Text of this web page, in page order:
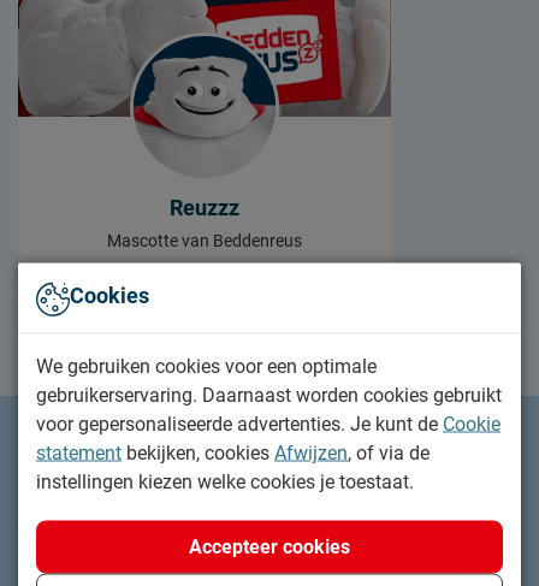
Reuzzz
Mascotte van Beddenreus
Zoek de Beddenreus in jouw buurt
Bekijk openingstijden en plan je bezoek
Cookies
We gebruiken cookies voor een optimale
gebruikerservaring. Daarnaast worden cookies gebruikt
voor gepersonaliseerde advertenties. Je kunt de Cookie
statement bekijken, cookies Afwijzen, of via de
instellingen kiezen welke cookies je toestaat.
Accepteer cookies